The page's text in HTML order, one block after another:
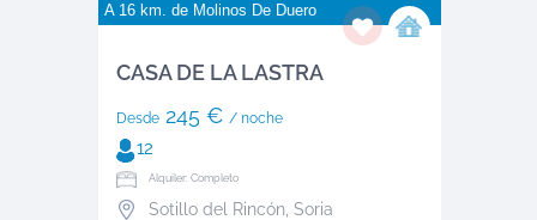
A 16 km. de Molinos De Duero
CASA DE LA LASTRA
Desde245 € / noche
12
Alquiler: Completo
Sotillo del Rincón Soria